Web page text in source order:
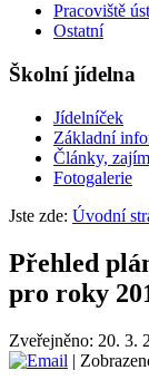
Pracoviště
Ostatní
Školní jídelna
Jídelníček
Základní
Články,
Fotogalerie
Jste zde: Úvodní
Přehled
pro roky
Zveřejněno: 20. 3.
|